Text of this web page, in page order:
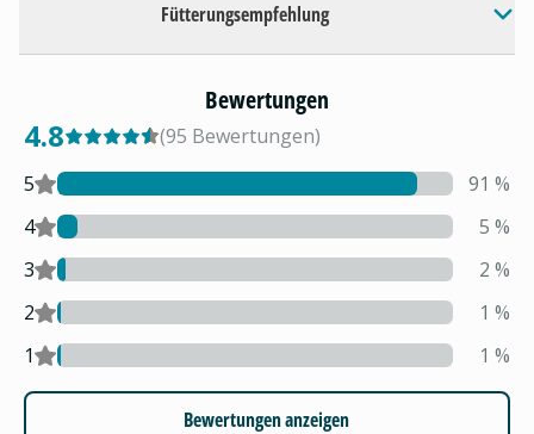
Fütterungsempfehlung
Bewertungen
4.8 (95 Bewertungen)
5
91 %
4
5 %
3
2 %
2
1 %
1
1 %
Bewertungen anzeigen